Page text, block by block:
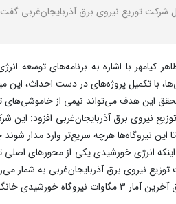
شرکت توزیع نیروی برق آذربایجان‌غربی
در دست احداث، این میزان تا پیک بار سال ۱۴۰۵ به بیش از ۱۴۰ مگاوات خواهد رسید که رشد
این هدف می‌تواند نیمی از خاموشی‌های
نیروی برق آذربایجان‌غربی افزود:
این نیروگاه‌ها هرچه سریع‌تر وارد مدار
اینکه انرژی خورشیدی یکی از محورهای
نیروی برق آذربایجان‌غربی به شمار
رسیده و ۲۴ مگاوات دیگر نیز در حال اجراست.